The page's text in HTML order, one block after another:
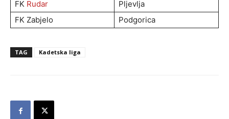
FK Rudar
Pljevlja
FK Zabjelo
Podgorica
TAG Kadetska liga